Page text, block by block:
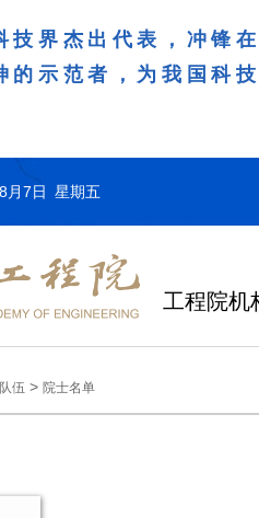
技界杰出代表，冲锋
的示范者，为我国科
月7日 星期五
工程院机
伍 > 院士名单